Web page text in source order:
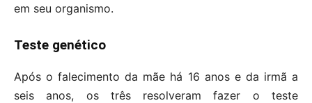
em seu organismo.
Teste genético
Após o falecimento da mãe há 16 anos e da irmã a
seis anos, os três resolveram fazer o teste